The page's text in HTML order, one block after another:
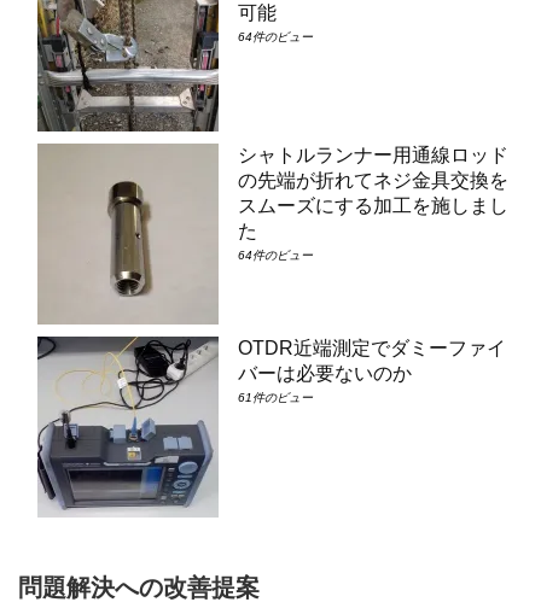
可能
64件のビュー
シャトルランナー用通線ロッド
の先端が折れてネジ金具交換を
スムーズにする加工を施しまし
た
64件のビュー
OTDR近端測定でダミーファイ
バーは必要ないのか
61件のビュー
問題解決への改善提案